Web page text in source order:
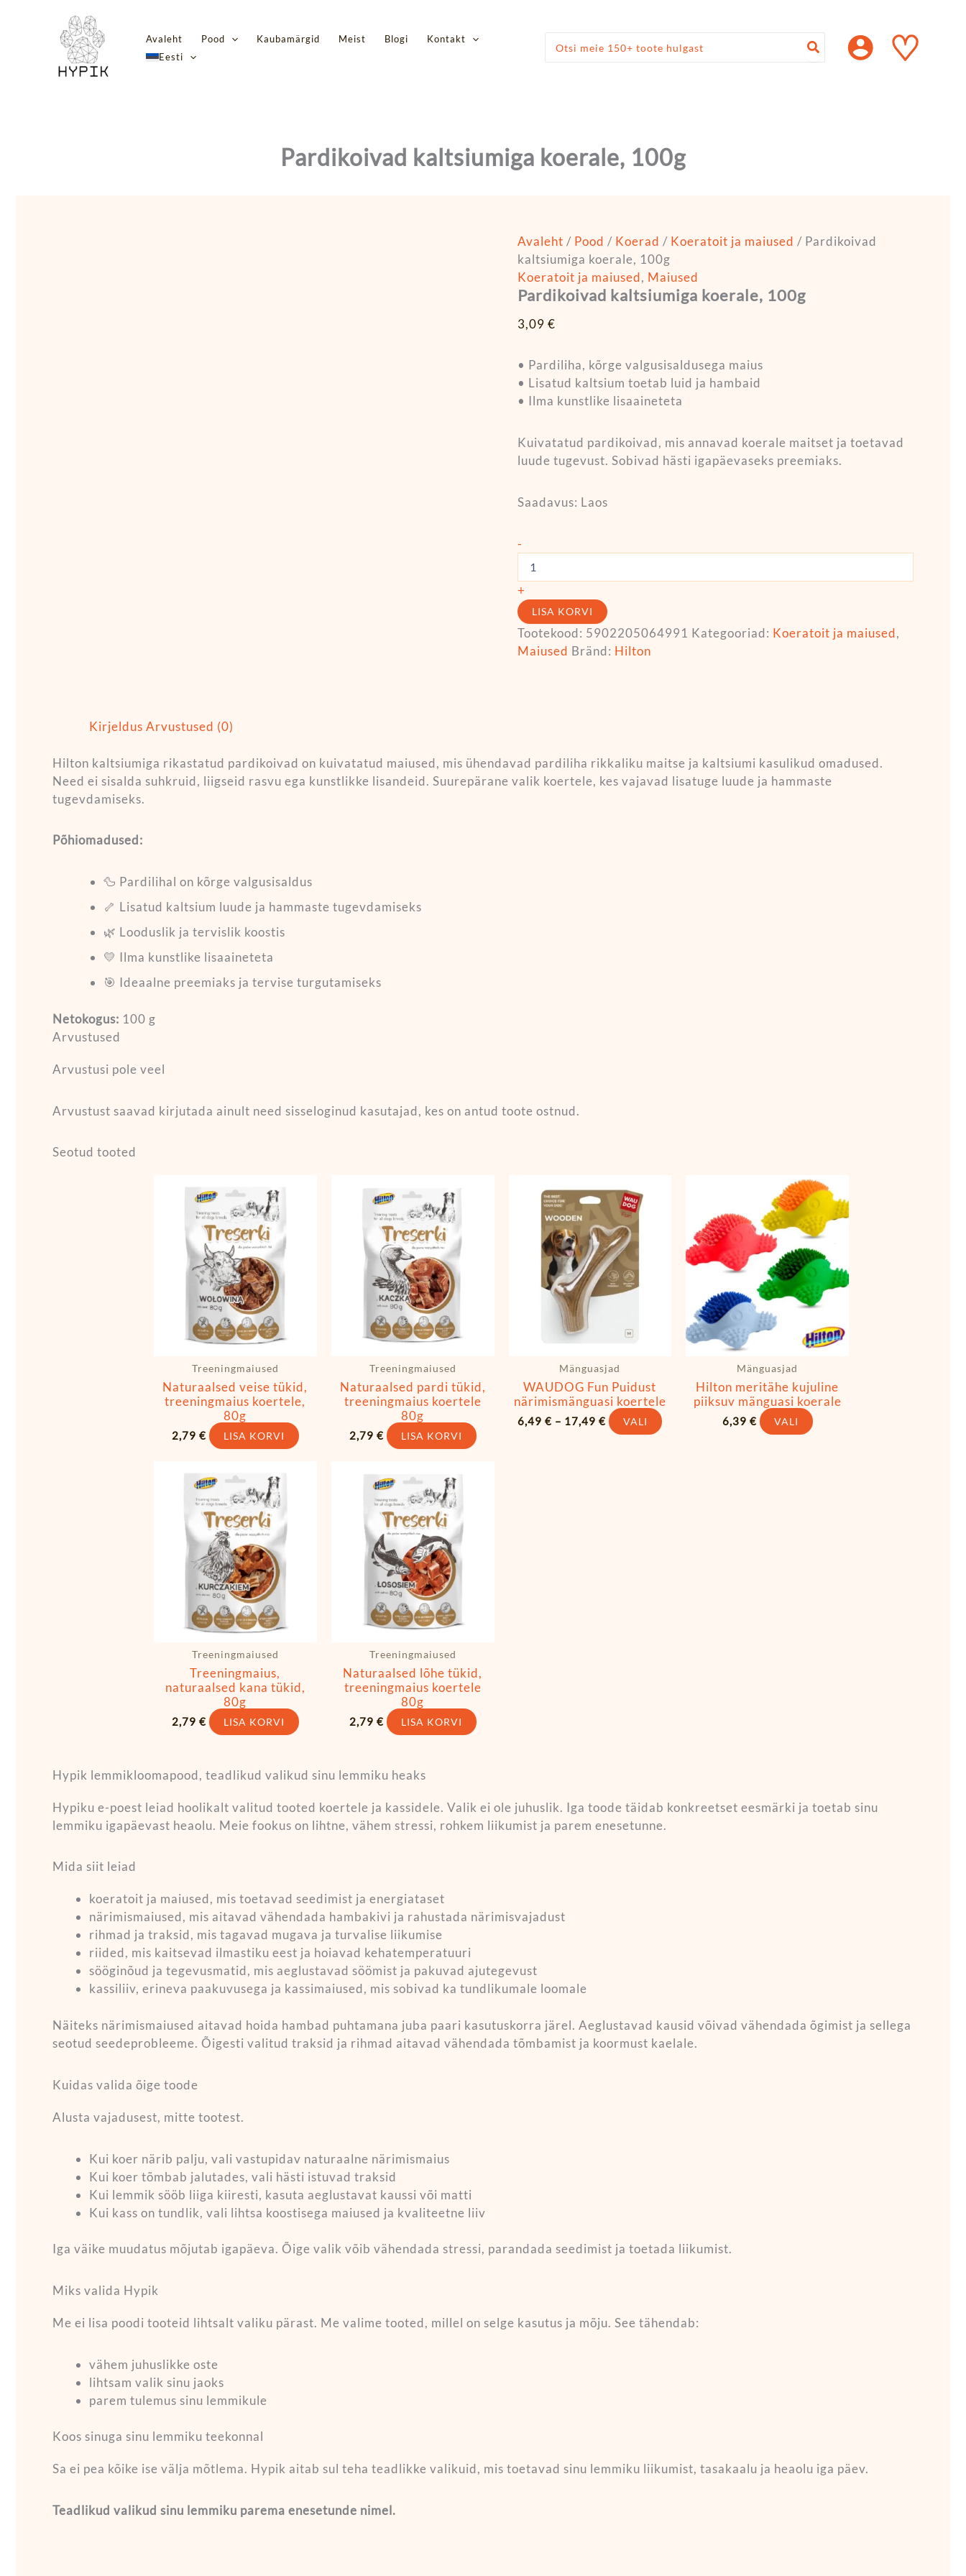
Avaleht Pood Kaubamärgid Meist Blogi
Kontakt
Eesti
♡
Pardikoivad kaltsiumiga koerale, 100g
Avaleht / Pood / Koerad / Koeratoit ja maiused / Pardikoivad
kaltsiumiga koerale, 100g
Koeratoit ja maiused, Maiused
Pardikoivad kaltsiumiga koerale, 100g
3,09 €
• Pardiliha, kõrge valgusisaldusega maius
• Lisatud kaltsium toetab luid ja hambaid
• Ilma kunstlike lisaaineteta
Kuivatatud pardikoivad, mis annavad koerale maitset ja toetavad
luude tugevust. Sobivad hästi igapäevaseks preemiaks.
Saadavus: Laos
-
koerale,
kogus
+
LISA KORVI
Tootekood: 5902205064991 Kategooriad: Koeratoit ja maiused,
Maiused Bränd: Hilton
Kirjeldus Arvustused (0)
Hilton kaltsiumiga rikastatud pardikoivad on kuivatatud maiused, mis ühendavad pardiliha rikkaliku maitse ja kaltsiumi kasulikud omadused.
Need ei sisalda suhkruid, liigseid rasvu ega kunstlikke lisandeid. Suurepärane valik koertele, kes vajavad lisatuge luude ja hammaste
tugevdamiseks.
Põhiomadused:
🦆 Pardilihal on kõrge valgusisaldus
🦴 Lisatud kaltsium luude ja hammaste tugevdamiseks
🌿 Looduslik ja tervislik koostis
💛 Ilma kunstlike lisaaineteta
🎯 Ideaalne preemiaks ja tervise turgutamiseks
Netokogus: 100 g
Arvustused
Arvustusi pole veel
Arvustust saavad kirjutada ainult need sisseloginud kasutajad, kes on antud toote ostnud.
Seotud tooted
Treeningmaiused
Naturaalsed veise tükid,
treeningmaius koertele,
80g
2,79 € LISA KORVI
Treeningmaiused
Naturaalsed pardi tükid,
treeningmaius koertele
80g
2,79 € LISA KORVI
Mänguasjad
WAUDOG Fun Puidust
närimismänguasi koertele
6,49€ – 17,49€
6,49 €
kuni
17,49 €
VALI
varianti.
tootelehel.
Mänguasjad
Hilton meritähe kujuline
piiksuv mänguasi koerale
6,39 € VALI
Sellel
tootel
on
mitu
varianti.
Valikuid
saab
teha
tootelehel.
Treeningmaiused
Treeningmaius,
naturaalsed kana tükid,
80g
2,79 € LISA KORVI
Treeningmaiused
Naturaalsed lõhe tükid,
treeningmaius koertele
80g
2,79 € LISA KORVI
Hypik lemmikloomapood, teadlikud valikud sinu lemmiku heaks
Hypiku e-poest leiad hoolikalt valitud tooted koertele ja kassidele. Valik ei ole juhuslik. Iga toode täidab konkreetset eesmärki ja toetab sinu
lemmiku igapäevast heaolu. Meie fookus on lihtne, vähem stressi, rohkem liikumist ja parem enesetunne.
Mida siit leiad
koeratoit ja maiused, mis toetavad seedimist ja energiataset
närimismaiused, mis aitavad vähendada hambakivi ja rahustada närimisvajadust
rihmad ja traksid, mis tagavad mugava ja turvalise liikumise
riided, mis kaitsevad ilmastiku eest ja hoiavad kehatemperatuuri
sööginõud ja tegevusmatid, mis aeglustavad söömist ja pakuvad ajutegevust
kassiliiv, erineva paakuvusega ja kassimaiused, mis sobivad ka tundlikumale loomale
Näiteks närimismaiused aitavad hoida hambad puhtamana juba paari kasutuskorra järel. Aeglustavad kausid võivad vähendada õgimist ja sellega
seotud seedeprobleeme. Õigesti valitud traksid ja rihmad aitavad vähendada tõmbamist ja koormust kaelale.
Kuidas valida õige toode
Alusta vajadusest, mitte tootest.
Kui koer närib palju, vali vastupidav naturaalne närimismaius
Kui koer tõmbab jalutades, vali hästi istuvad traksid
Kui lemmik sööb liiga kiiresti, kasuta aeglustavat kaussi või matti
Kui kass on tundlik, vali lihtsa koostisega maiused ja kvaliteetne liiv
Iga väike muudatus mõjutab igapäeva. Õige valik võib vähendada stressi, parandada seedimist ja toetada liikumist.
Miks valida Hypik
Me ei lisa poodi tooteid lihtsalt valiku pärast. Me valime tooted, millel on selge kasutus ja mõju. See tähendab:
vähem juhuslikke oste
lihtsam valik sinu jaoks
parem tulemus sinu lemmikule
Koos sinuga sinu lemmiku teekonnal
Sa ei pea kõike ise välja mõtlema. Hypik aitab sul teha teadlikke valikuid, mis toetavad sinu lemmiku liikumist, tasakaalu ja heaolu iga päev.
Teadlikud valikud sinu lemmiku parema enesetunde nimel.